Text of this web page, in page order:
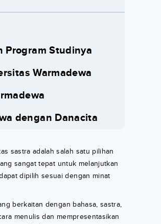
Program Studinya
Warmadewa
dengan Danacita
sastra adalah salah satu pilihan
sangat tepat untuk melanjutkan
dipilih sesuai dengan minat
berkaitan dengan bahasa, sastra,
menulis dan mempresentasikan